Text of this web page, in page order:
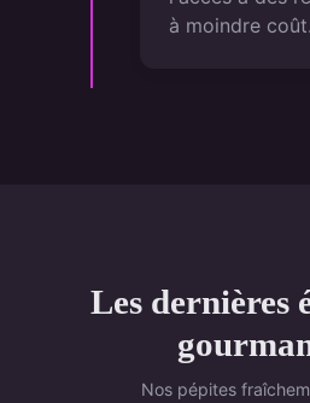
à moindre coût.
Les dernières
Nos pépites